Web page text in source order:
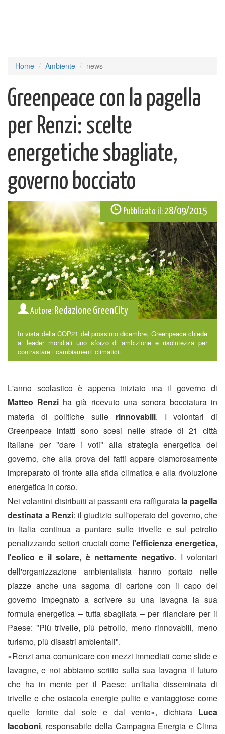
Home Ambiente news
Greenpeace con la pagella
per Renzi: scelte
energetiche sbagliate,
governo bocciato
Pubblicato il:28/09/2015
Autore: Redazione GreenCity
In vista della COP21 del prossimo dicembre, Greenpeace chiede
ai leader mondiali uno sforzo di ambizione e risolutezza per
contrastare i cambiamenti climatici.
L'anno scolastico è appena iniziato ma il governo di
Matteo Renzi ha già ricevuto una sonora bocciatura in
materia di politiche sulle rinnovabili. I volontari di
Greenpeace infatti sono scesi nelle strade di 21 città
italiane per "dare i voti" alla strategia energetica del
governo, che alla prova dei fatti appare clamorosamente
impreparato di fronte alla sfida climatica e alla rivoluzione
energetica in corso.
Nei volantini distribuiti ai passanti era raffiguratala pagella
destinata a Renzi: il giudizio sull'operato del governo, che
in Italia continua a puntare sulle trivelle e sul petrolio
penalizzando settori cruciali come l'efficienza energetica,
l'eolico e il solare, è nettamente negativo. I volontari
dell'organizzazione ambientalista hanno portato nelle
piazze anche una sagoma di cartone con il capo del
governo impegnato a scrivere su una lavagna la sua
formula energetica – tutta sbagliata – per rilanciare per il
Paese: "Più trivelle, più petrolio, meno rinnovabili, meno
turismo, più disastri ambientali".
«Renzi ama comunicare con mezzi immediati come slide e
lavagne, e noi abbiamo scritto sulla sua lavagna il futuro
che ha in mente per il Paese: un'Italia disseminata di
trivelle e che ostacola energie pulite e vantaggiose come
quelle fornite dal sole e dal vento», dichiara Luca
Iacoboni, responsabile della Campagna Energia e Clima